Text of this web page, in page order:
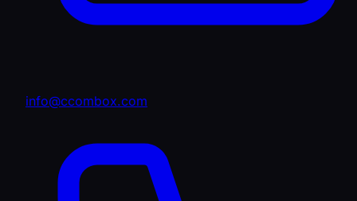
info@ccombox.com